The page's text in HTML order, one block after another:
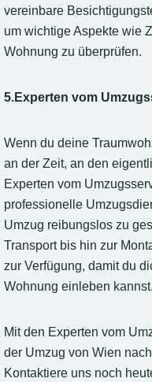
vereinbare
um wichtige Aspekte wie
Wohnung zu überprüfen.
5.Experten vom
Wenn du deine
an der Zeit, an den
Experten vom
professionelle
Umzug reibungslos zu
Transport bis hin zur
zur Verfügung, damit du
Wohnung einleben kannst.
Mit den Experten vom
der Umzug von Wien
Kontaktiere uns noch